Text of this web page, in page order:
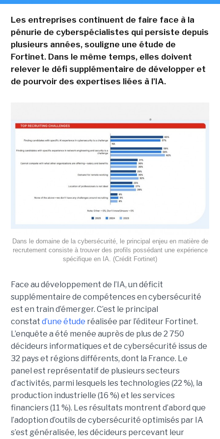
Les entreprises continuent de faire face à la
pénurie de cyberspécialistes qui persiste depuis
plusieurs années, souligne une étude de
Fortinet. Dans le même temps, elles doivent
relever le défi supplémentaire de développer et
de pourvoir des expertises liées à l'IA.
Dans le domaine de la cybersécurité, le principal enjeu en matière de
recrutement consiste à trouver des profils possédant une expérience
spécifique en IA. (Crédit Fortinet)
Face au développement de l’IA, un déficit
supplémentaire de compétences en cybersécurité
est en train d’émerger. C’est le principal
constat d’une étude réalisée par l’éditeur Fortinet.
L’enquête a été menée auprès de plus de 2 750
décideurs informatiques et de cybersécurité issus de
32 pays et régions différents, dont la France. Le
panel est représentatif de plusieurs secteurs
d’activités, parmi lesquels les technologies (22 %), la
production industrielle (16 %) et les services
financiers (11 %). Les résultats montrent d’abord que
l’adoption d’outils de cybersécurité optimisés par IA
s’est généralisée, les décideurs percevant leur